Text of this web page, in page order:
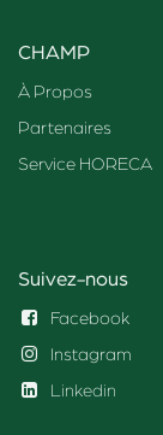
CHAMP
À Propos
Partenaires
Service HORECA
Suivez-nous
Facebook
Instagram
Linkedin